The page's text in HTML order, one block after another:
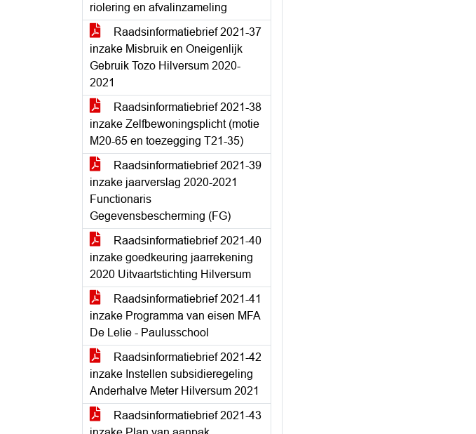
riolering en afvalinzameling
Raadsinformatiebrief 2021-37
inzake Misbruik en Oneigenlijk
Gebruik Tozo Hilversum 2020-
2021
Raadsinformatiebrief 2021-38
inzake Zelfbewoningsplicht (motie
M20-65 en toezegging T21-35)
Raadsinformatiebrief 2021-39
inzake jaarverslag 2020-2021
Functionaris
Gegevensbescherming (FG)
Raadsinformatiebrief 2021-40
inzake goedkeuring jaarrekening
2020 Uitvaartstichting Hilversum
Raadsinformatiebrief 2021-41
inzake Programma van eisen MFA
De Lelie - Paulusschool
Raadsinformatiebrief 2021-42
inzake Instellen subsidieregeling
Anderhalve Meter Hilversum 2021
Raadsinformatiebrief 2021-43